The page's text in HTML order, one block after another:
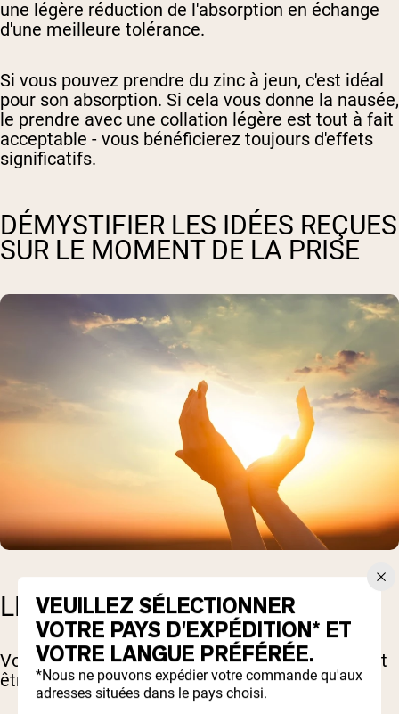
une légère réduction de l'absorption en échange
d'une meilleure tolérance.
Si vous pouvez prendre du zinc à jeun, c'est idéal
pour son absorption. Si cela vous donne la nausée,
le prendre avec une collation légère est tout à fait
acceptable - vous bénéficierez toujours d'effets
significatifs.
DÉMYSTIFIER LES IDÉES REÇUES
SUR LE MOMENT DE LA PRISE
LE LIEN AVEC LE SOMMEIL
Vous avez peut-être entendu dire que le zinc doit
être pris le soir parce qu'il aide à dormir.
VEUILLEZ SÉLECTIONNER
VOTRE PAYS D'EXPÉDITION* ET
VOTRE LANGUE PRÉFÉRÉE.
*Nous ne pouvons expédier votre commande qu'aux
adresses situées dans le pays choisi.